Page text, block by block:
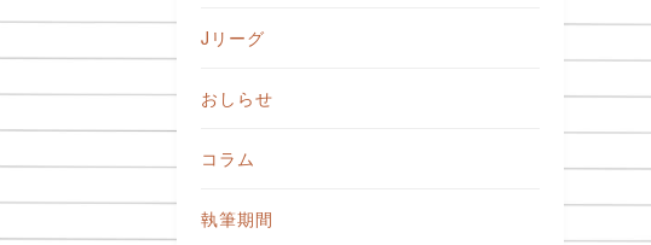
Jリーグ
おしらせ
コラム
執筆期間